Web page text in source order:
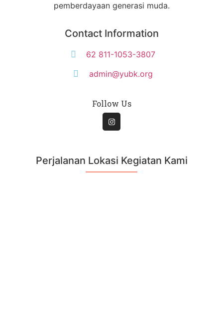
pemberdayaan generasi muda.
Contact Information
62 811-1053-3807
admin@yubk.org
Follow Us
Perjalanan Lokasi Kegiatan Kami